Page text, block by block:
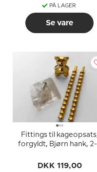
PÅ LAGER
Se vare
Fittings til
forgyldt, Bjørn hank,
DKK 119,00